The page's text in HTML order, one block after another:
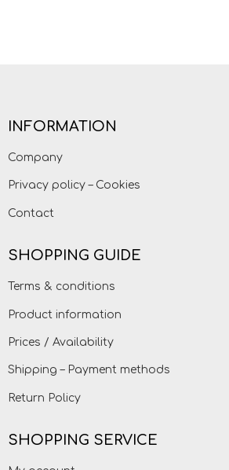
INFORMATION
Company
Privacy policy – Cookies
Contact
SHOPPING GUIDE
Terms & conditions
Product information
Prices / Availability
Shipping – Payment methods
Return Policy
SHOPPING SERVICE